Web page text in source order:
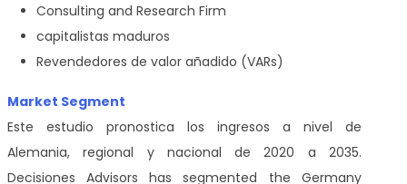
Consulting and Research Firm
capitalistas maduros
Revendedores de valor añadido (VARs)
Market Segment
Este estudio pronostica los ingresos a nivel de
Alemania, regional y nacional de 2020 a 2035.
Decisiones Advisors has segmented the Germany